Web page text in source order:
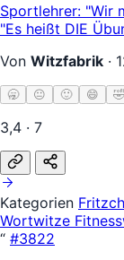
Sportlehrer: "Wir
"Es heißt DIE
Von Witzfabrik ·
🥱 😐 🙂 😄 🤣
3,4 · 7
Kategorien
Wortwitze
“ #3822